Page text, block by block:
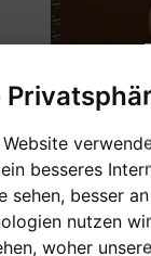
Website
besseres
sehen, besser
nutzen
woher